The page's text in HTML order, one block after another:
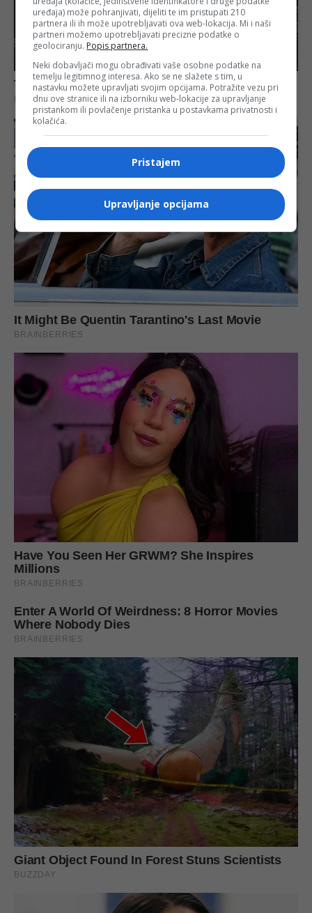
uređaja) može pohranjivati, dijeliti te im pristupati 210
partnera ili ih može upotrebljavati ova web-lokacija. Mi i naši
partneri možemo upotrebljavati precizne podatke o
geolociranju. Popis partnera.
Neki dobavljači mogu obrađivati vaše osobne podatke na
temelju legitimnog interesa. Ako se ne slažete s tim, u
nastavku možete upravljati svojim opcijama. Potražite vezu pri
dnu ove stranice ili na izborniku web-lokacije za upravljanje
pristankom ili povlačenje pristanka u postavkama privatnosti i
kolačića.
Pristajem
Upravljanje opcijama